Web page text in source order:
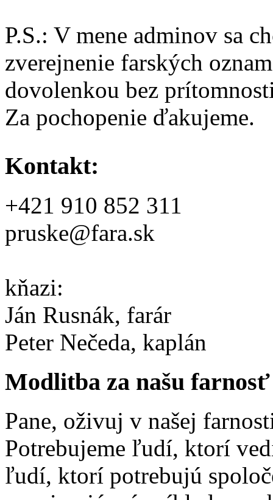
P.S.: V mene adminov sa
zverejnenie farských
dovolenkou bez
Za pochopenie ďakujeme.
Kontakt:
+421 910 852 311
pruske@fara.sk
kňazi:
Ján Rusnák, farár
Peter Nečeda, kaplán
Modlitba za našu farnosť
Pane, oživuj v našej
Potrebujeme ľudí, ktorí
ľudí, ktorí potrebujú